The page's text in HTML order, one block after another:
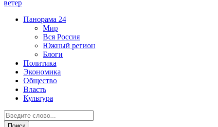
ветер
Панорама 24
Мир
Вся Россия
Южный регион
Блоги
Политика
Экономика
Общество
Власть
Культура